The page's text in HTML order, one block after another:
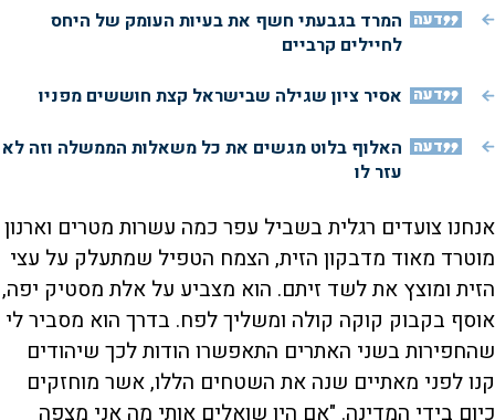
דעה המרד בגבעתי חשף את בעיות העומק של היחס
לחיילים קרביים
דעה אסיר ציון שגילה שבישראל קצת חוששים מפניו
דעה האלוף בלוט מגשים את כל משאלות הממשלה וזה לא
עזר לו
אנחנו צועדים רגלית בשביל עפר כמה עשרות מטרים וארנון
מוטרד מאוד מדבקון הזית, הצמח הטפיל שמתעלק על עצי
הזית ומוצץ את לשד זיתם. הוא מצביע על אלת מסטיק יפה,
אוסף בקבוק קוקה קולה ומשליך לפח. בדרך הוא מסביר לי
שהחפירות בשני האתרים התאפשרו הודות לכך שיהודים
קנו לפני מאתיים שנה את השטחים הללו, אשר מוחזקים
כיום בידי המדינה. "אם היו שואלים אותי מה אני מצפה